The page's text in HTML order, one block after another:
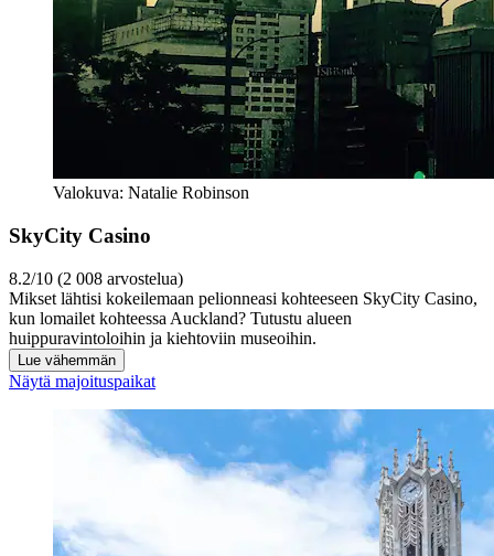
Valokuva: Natalie Robinson
SkyCity Casino
8.2/10 (2 008 arvostelua)
Mikset lähtisi kokeilemaan pelionneasi kohteeseen SkyCity Casino,
kun lomailet kohteessa Auckland? Tutustu alueen
huippuravintoloihin ja kiehtoviin museoihin.
Lue vähemmän
Näytä majoituspaikat